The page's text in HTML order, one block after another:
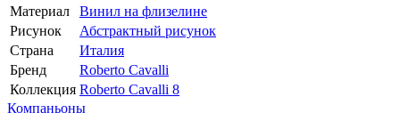
Материал
Винил на флизелине
Рисунок
Абстрактный рисунок
Страна
Италия
Бренд
Roberto Cavalli
Коллекция Roberto Cavalli 8
Компаньоны